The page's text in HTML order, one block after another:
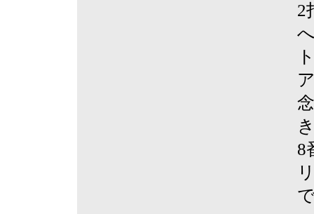
2
8